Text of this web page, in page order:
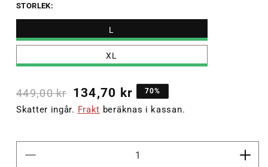
STORLEK:
L
XL
449,00 kr 134,70 kr 70%
Skatter ingår. Frakt beräknas i kassan.
Öka